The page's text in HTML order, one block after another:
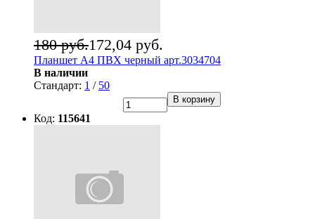
172,04 руб.
180 руб.
Планшет А4 ПВХ черный арт.3034704
В наличии
Стандарт: 1 / 50
В корзину
Код: 115641